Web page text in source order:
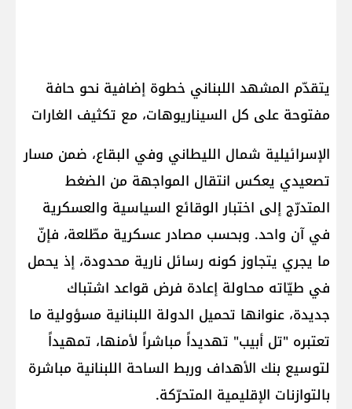
يتقدّم المشهد اللبناني خطوة إضافية نحو حافة
مفتوحة على كل السيناريوهات، مع تكثيف الغارات
الإسرائيلية شمال الليطاني وفي البقاع، ضمن مسار
تصعيدي يعكس انتقال المواجهة من الضغط
المتدرّج إلى اختبار الوقائع السياسية والعسكرية
في آن واحد. وبحسب مصادر عسكرية مطّلعة، فإنّ
ما يجري يتجاوز كونه رسائل نارية محدودة، إذ يحمل
في طيّاته محاولة إعادة فرض قواعد اشتباك
جديدة، عنوانها تحميل الدولة اللبنانية مسؤولية ما
تعتبره "تل أبيب" تهديداً مباشراً لأمنها، تمهيداً
لتوسيع بنك الأهداف وربط الساحة اللبنانية مباشرة
بالتوازنات الإقليمية المتحرّكة.